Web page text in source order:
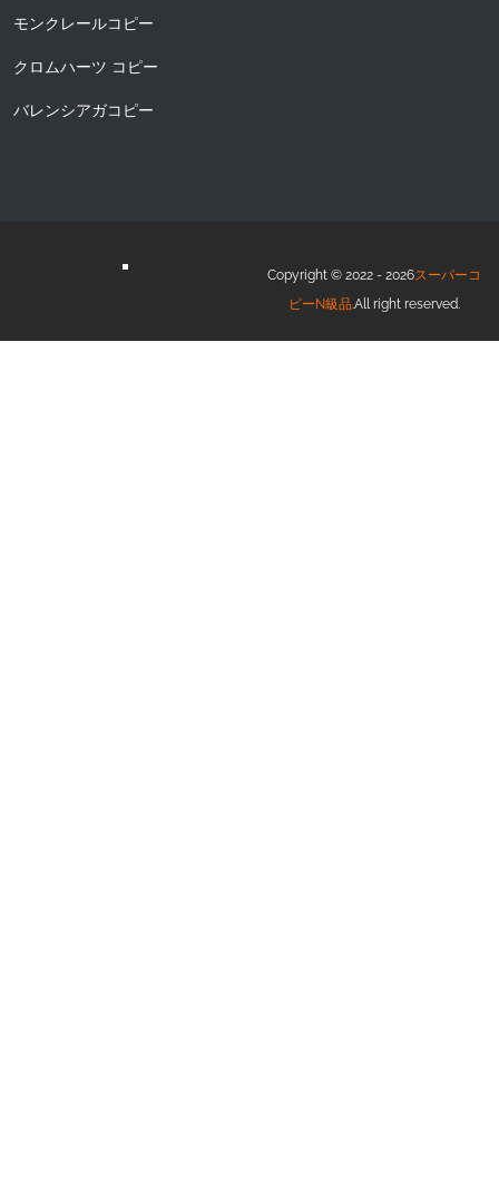
モンクレールコピー
クロムハーツ コピー
バレンシアガコピー
Copyright © 2022 - 2026スーパーコ
ピーN級品.All right reserved.